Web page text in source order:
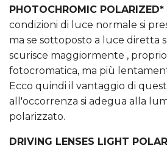
PHOTOCHROMIC POLARIZED*
condizioni di luce normale si
ma se sottoposto a luce diretta
scurisce maggiormente ,
fotocromatica, ma più
Ecco quindi il vantaggio di
all'occorrenza si adegua alla
polarizzato.
DRIVING LENSES LIGHT